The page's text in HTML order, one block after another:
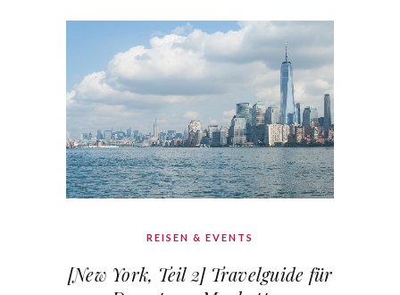
REISEN & EVENTS
[New York, Teil 2] Travelguide für